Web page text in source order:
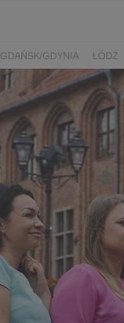
GDAŃSK/GDYNIA ŁÓDŹ